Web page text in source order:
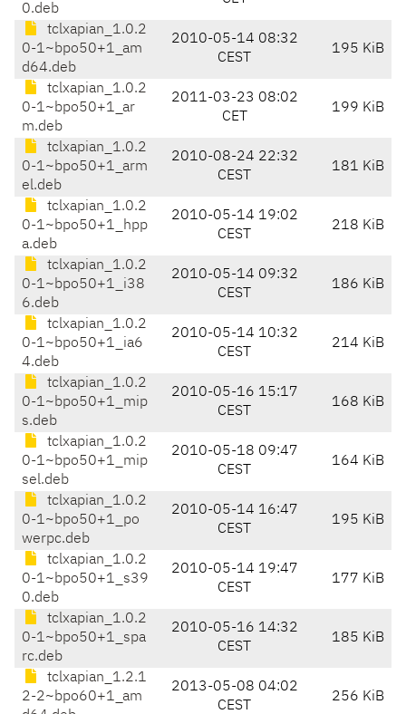
0.deb
tclxapian_1.0.2
0-1~bpo50+1_am
d64.deb
2010-05-14 08:32
CEST
195 KiB
tclxapian_1.0.2
0-1~bpo50+1_ar
m.deb
2011-03-23 08:02
CET
199 KiB
tclxapian_1.0.2
0-1~bpo50+1_arm
el.deb
2010-08-24 22:32
CEST
181 KiB
tclxapian_1.0.2
0-1~bpo50+1_hpp
a.deb
2010-05-14 19:02
CEST
218 KiB
tclxapian_1.0.2
0-1~bpo50+1_i38
6.deb
2010-05-14 09:32
CEST
186 KiB
tclxapian_1.0.2
0-1~bpo50+1_ia6
4.deb
2010-05-14 10:32
CEST
214 KiB
tclxapian_1.0.2
0-1~bpo50+1_mip
s.deb
2010-05-16 15:17
CEST
168 KiB
tclxapian_1.0.2
0-1~bpo50+1_mip
sel.deb
2010-05-18 09:47
CEST
164 KiB
tclxapian_1.0.2
0-1~bpo50+1_po
werpc.deb
2010-05-14 16:47
CEST
195 KiB
tclxapian_1.0.2
0-1~bpo50+1_s39
0.deb
2010-05-14 19:47
CEST
177 KiB
tclxapian_1.0.2
0-1~bpo50+1_spa
rc.deb
2010-05-16 14:32
CEST
185 KiB
tclxapian_1.2.1
2-2~bpo60+1_am
2013-05-08 04:02
CEST
256 KiB